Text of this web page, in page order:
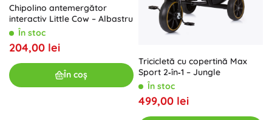
Chipolino antemergător
interactiv Little Cow – Albastru
În stoc
204,00 lei
În coș
Tricicletă cu copertină Max
Sport 2‑în‑1 – Jungle
În stoc
499,00 lei